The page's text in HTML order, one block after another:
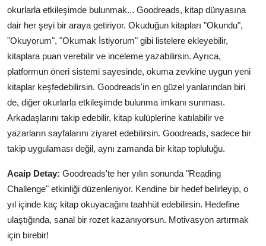
okurlarla etkileşimde bulunmak... Goodreads, kitap dünyasına
dair her şeyi bir araya getiriyor. Okuduğun kitapları "Okundu",
"Okuyorum", "Okumak İstiyorum" gibi listelere ekleyebilir,
kitaplara puan verebilir ve inceleme yazabilirsin. Ayrıca,
platformun öneri sistemi sayesinde, okuma zevkine uygun yeni
kitaplar keşfedebilirsin. Goodreads'in en güzel yanlarından biri
de, diğer okurlarla etkileşimde bulunma imkanı sunması.
Arkadaşlarını takip edebilir, kitap kulüplerine katılabilir ve
yazarların sayfalarını ziyaret edebilirsin. Goodreads, sadece bir
takip uygulaması değil, aynı zamanda bir kitap topluluğu.
Acaip Detay: Goodreads'te her yılın sonunda "Reading
Challenge" etkinliği düzenleniyor. Kendine bir hedef belirleyip, o
yıl içinde kaç kitap okuyacağını taahhüt edebilirsin. Hedefine
ulaştığında, sanal bir rozet kazanıyorsun. Motivasyon artırmak
için birebir!